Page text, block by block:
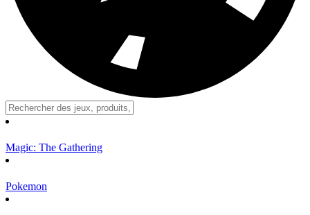
Magic: The Gathering
Pokemon